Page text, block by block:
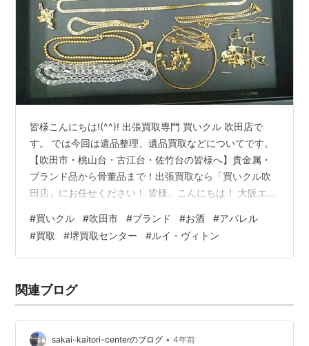
皆様こんにちは!(^^)! 出張買取専門 買いクル 吹田店で
す。 では今回は遺品整理、遺品買取などについてです。
【吹田市・桃山台・古江台・佐竹台の皆様へ】貴金属・
ブランド品から骨董品まで！出張買取なら「買いクル吹
田店」にお任せください！ 皆様、こんにちは！ 大阪エリ
門店「買いクル吹田店」です！ すっかり季節も変わり、
お家のお片付けや断捨離をされる方が増えている今日こ
のごろ。 「これって売れるのかな？」「重くてお店まで
時は、ぜひ買いクル吹田店にお声がけください！ 🏠 吹田
市エリア（桃山台・古江…
#買いクル #吹田市 #ブランド #お酒 #アパレル
#買取 #堺買取センター #ルイ・ヴィトン
関連ブログ
sakai-kaitori-centerのブログ • 4年前